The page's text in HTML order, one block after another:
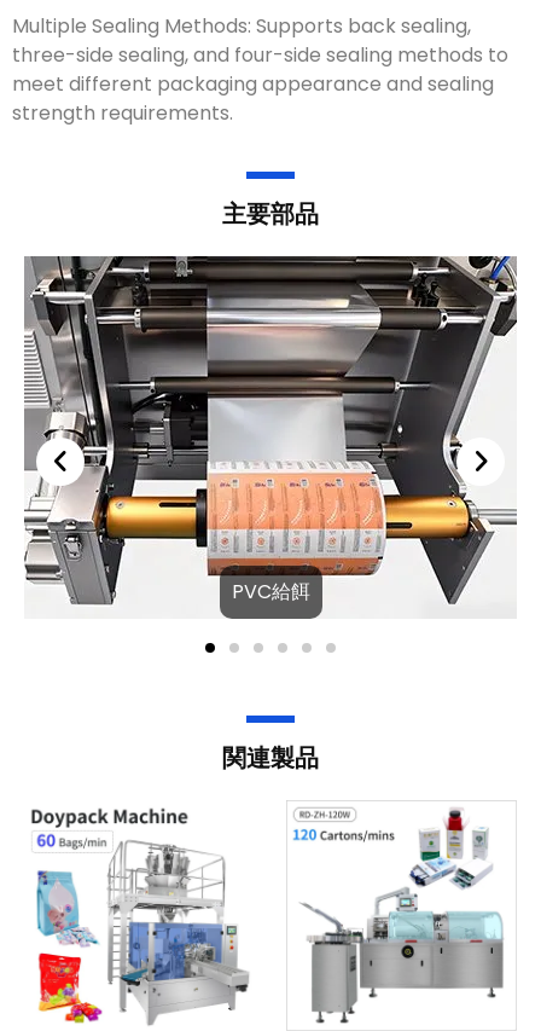
Multiple Sealing Methods: Supports back sealing,
three-side sealing,and four-side sealing methods to
meet different packaging appearance and sealing
strength requirements.
主要部品
PVC給餌
関連製品